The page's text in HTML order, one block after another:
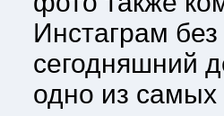
Инстаграм
сегодняшний
одно из